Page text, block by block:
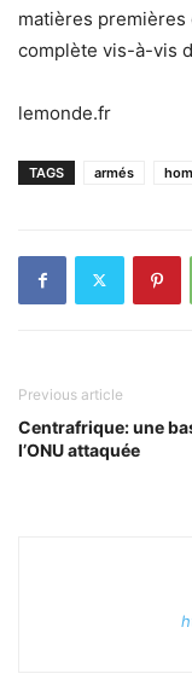
matières premières
complète vis-à-vis
lemonde.fr
TAGS armés
Previous article
Centrafrique: une
l’ONU attaquée